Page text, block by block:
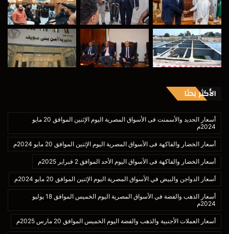
الأكثر بحثا
أسعار الحديد والأسمنت فى الأسواق المصرية اليوم الإثنين الموافق 20 مايو
2024م
أسعار الخضار والفاكهة فى الأسواق المصرية اليوم الإثنين الموافق 20 مايو 2024م
أسعار الخضار والفاكهة فى الأسواق اليوم الأحد الموافق 2 فبراير 2025م
أسعار الدواجن والبيض في الأسواق المصرية اليوم الإثنين الموافق 20 مايو 2024م
أسعار الذهب والفضة في الأسواق المصرية اليوم الخميس الموافق 18 يوليو
2024م
أسعار العملات الأجنبية والذهب والفضة اليوم الخميس الموافق 20 مارس 2025م